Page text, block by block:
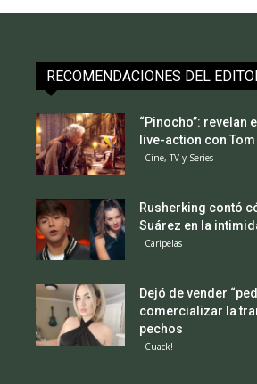
RECOMENDACIONES DEL
“Pinocho”: revelan
live-action con Tom
Cine, TV y Series
Rusherking contó
Suárez en la
Caripelas
Dejó de vender
comercializar la
pechos
Cuack!